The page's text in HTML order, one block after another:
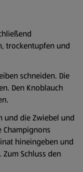
trockentupfen und
schneiden. Die
Den Knoblauch
und die Zwiebel und
hineingeben und
Schluss den